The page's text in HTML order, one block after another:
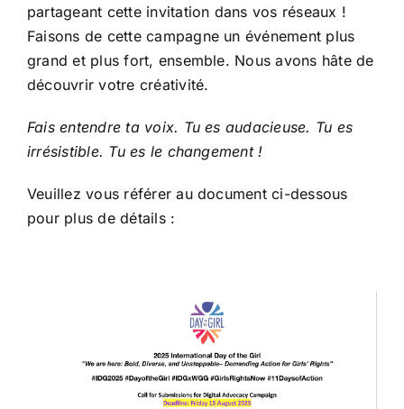
partageant cette invitation dans vos réseaux !
Faisons de cette campagne un événement plus
grand et plus fort, ensemble. Nous avons hâte de
découvrir votre créativité.
Fais entendre ta voix. Tu es audacieuse. Tu es
irrésistible. Tu es le changement !
Veuillez vous référer au document ci-dessous
pour plus de détails :